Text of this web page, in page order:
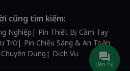
cũng tìm kiếm:
Nghiệp
Pin Thiết Bị Cầm Tay
Trữ
Pin Chiếu Sáng & An Toàn
Dụng
Dịch Vụ
Liên hệ